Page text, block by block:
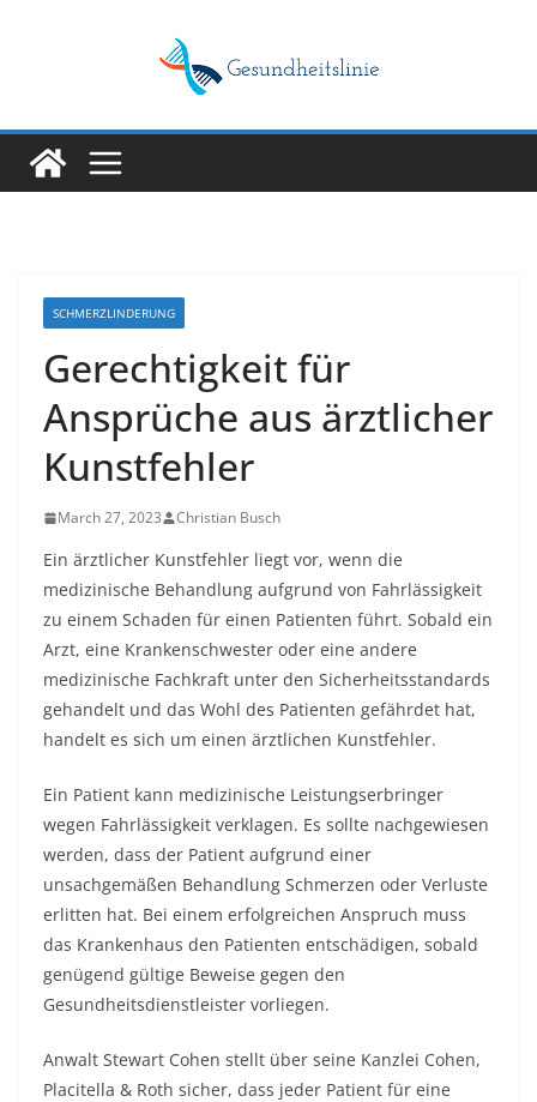
SCHMERZLINDERUNG
Gerechtigkeit für
Ansprüche aus ärztlicher
Kunstfehler
March 27, 2023 Christian Busch
Ein ärztlicher Kunstfehler liegt vor, wenn die
medizinische Behandlung aufgrund von Fahrlässigkeit
zu einem Schaden für einen Patienten führt. Sobald ein
Arzt, eine Krankenschwester oder eine andere
medizinische Fachkraft unter den Sicherheitsstandards
gehandelt und das Wohl des Patienten gefährdet hat,
handelt es sich um einen ärztlichen Kunstfehler.
Ein Patient kann medizinische Leistungserbringer
wegen Fahrlässigkeit verklagen. Es sollte nachgewiesen
werden, dass der Patient aufgrund einer
unsachgemäßen Behandlung Schmerzen oder Verluste
erlitten hat. Bei einem erfolgreichen Anspruch muss
das Krankenhaus den Patienten entschädigen, sobald
genügend gültige Beweise gegen den
Gesundheitsdienstleister vorliegen.
Anwalt Stewart Cohen stellt über seine Kanzlei Cohen,
Placitella & Roth sicher, dass jeder Patient für eine